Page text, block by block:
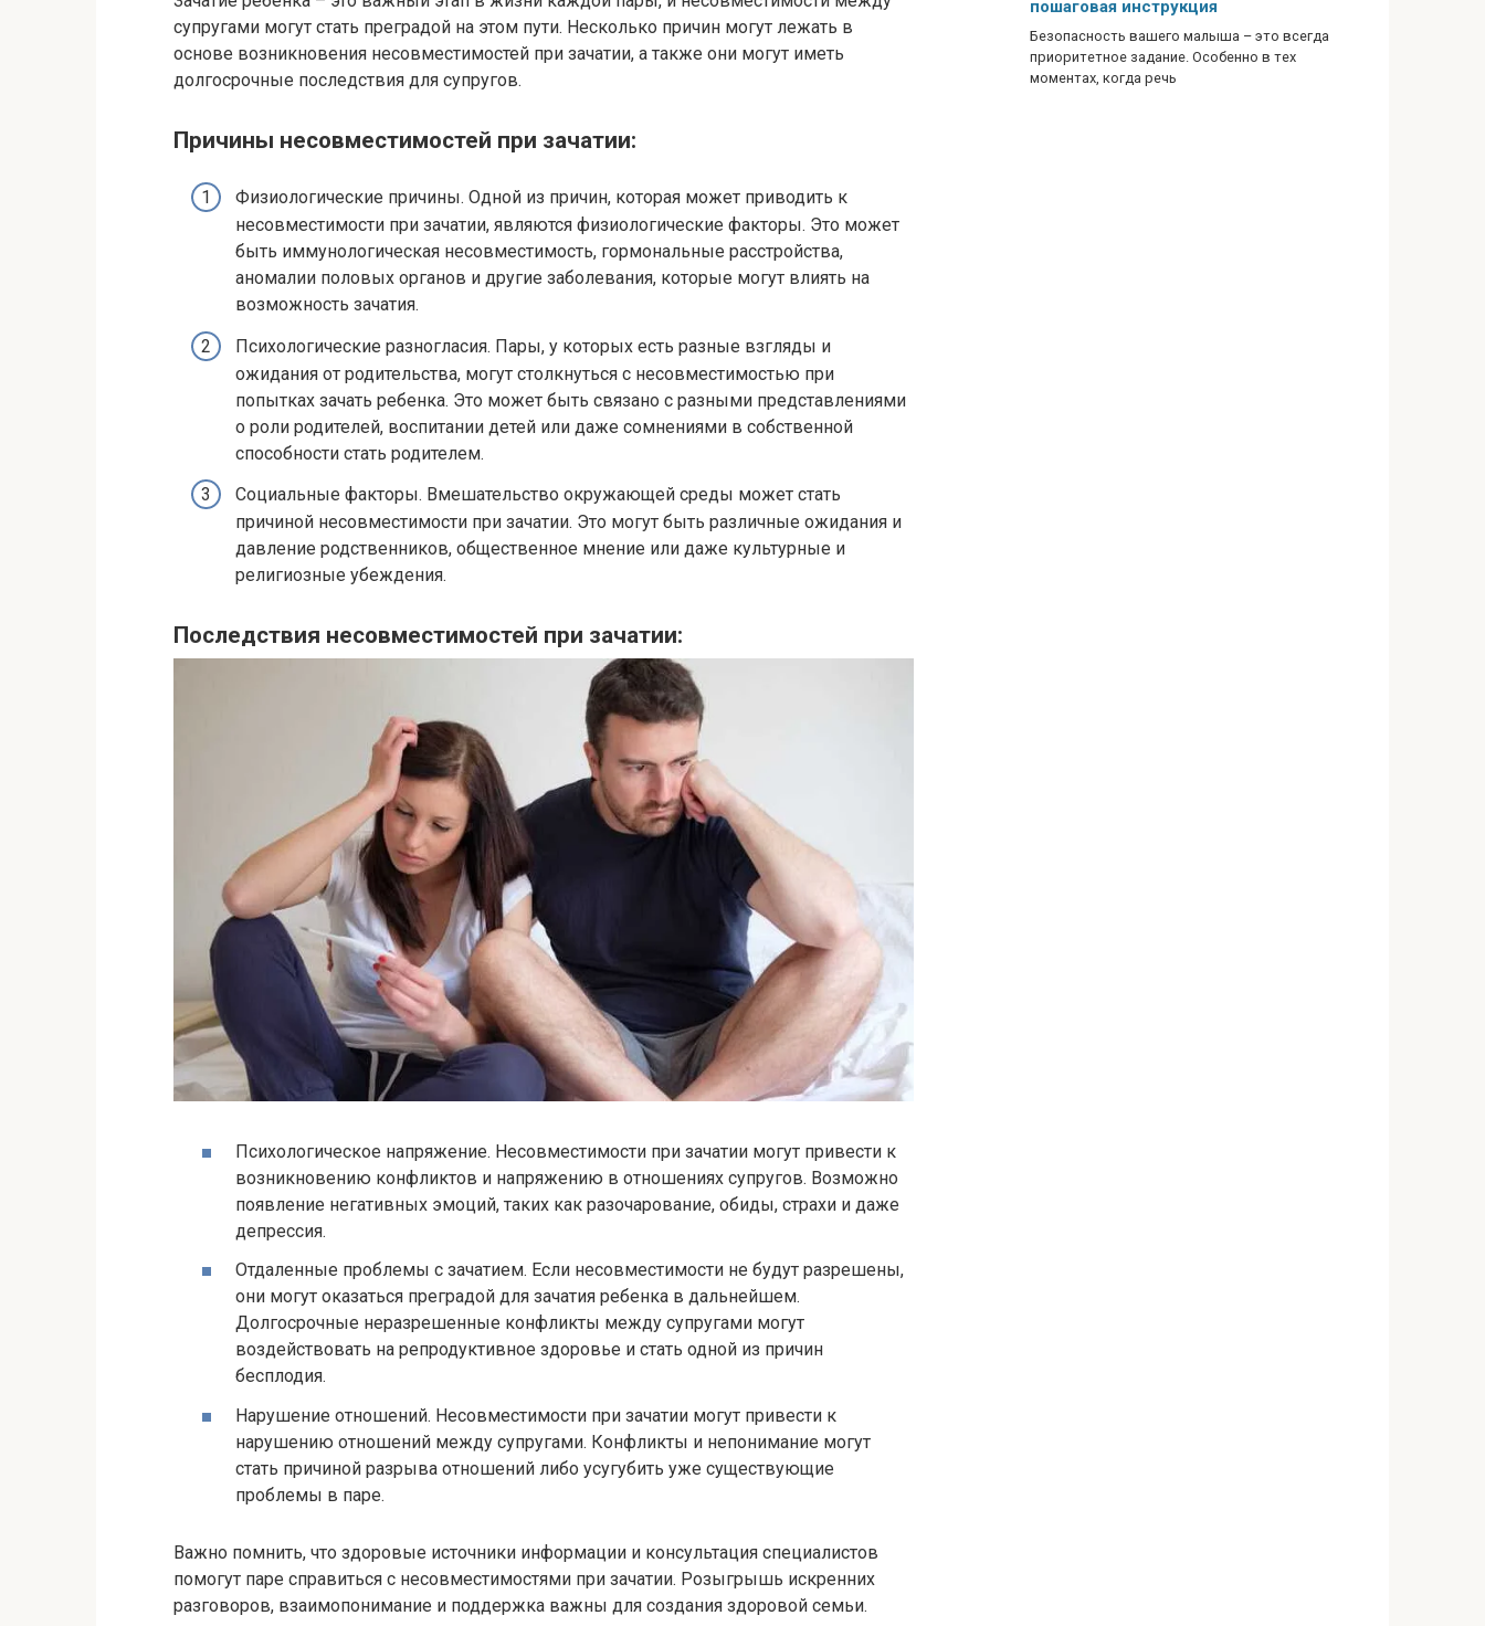
супругами могут стать преградой на этом пути. Несколько причин могут лежать в
основе возникновения несовместимостей при зачатии, а также они могут иметь
долгосрочные последствия для супругов.
Причины несовместимостей при зачатии:
Физиологические причины. Одной из причин, которая может приводить к
несовместимости при зачатии, являются физиологические факторы. Это может
быть иммунологическая несовместимость, гормональные расстройства,
аномалии половых органов и другие заболевания, которые могут влиять на
возможность зачатия.
Психологические разногласия. Пары, у которых есть разные взгляды и
ожидания от родительства, могут столкнуться с несовместимостью при
попытках зачать ребенка. Это может быть связано с разными представлениями
о роли родителей, воспитании детей или даже сомнениями в собственной
способности стать родителем.
Социальные факторы. Вмешательство окружающей среды может стать
причиной несовместимости при зачатии. Это могут быть различные ожидания и
давление родственников, общественное мнение или даже культурные и
религиозные убеждения.
Последствия несовместимостей при зачатии:
Психологическое напряжение. Несовместимости при зачатии могут привести к
возникновению конфликтов и напряжению в отношениях супругов. Возможно
появление негативных эмоций, таких как разочарование, обиды, страхи и даже
депрессия.
Отдаленные проблемы с зачатием. Если несовместимости не будут разрешены,
они могут оказаться преградой для зачатия ребенка в дальнейшем.
Долгосрочные неразрешенные конфликты между супругами могут
воздействовать на репродуктивное здоровье и стать одной из причин
бесплодия.
Нарушение отношений. Несовместимости при зачатии могут привести к
нарушению отношений между супругами. Конфликты и непонимание могут
стать причиной разрыва отношений либо усугубить уже существующие
проблемы в паре.
Важно помнить, что здоровые источники информации и консультация специалистов
помогут паре справиться с несовместимостями при зачатии. Розыгрышь искренних
разговоров, взаимопонимание и поддержка важны для создания здоровой семьи.
пошаговая инструкция
Безопасность вашего малыша – это всегда
приоритетное задание. Особенно в тех
моментах, когда речь